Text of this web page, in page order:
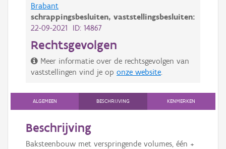
Brabant
schrappingsbesluiten, vaststellingsbesluiten:
22-09-2021 ID: 14867
Rechtsgevolgen
Meer informatie over de rechtsgevolgen van
vaststellingen vind je op onze website
ALGEMEEN BESCHRIJVING KENMERKEN
Beschrijving
Baksteenbouw met verspringende volumes, één +